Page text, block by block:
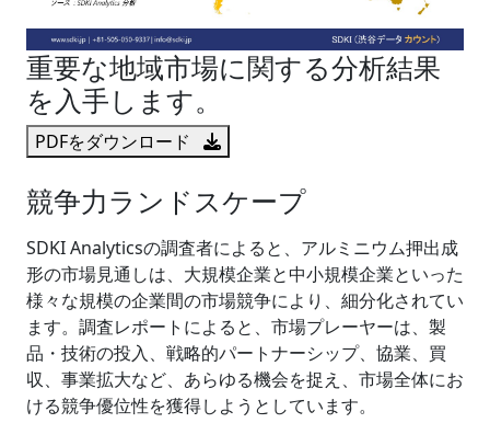
重要な地域市場に関する分析結果
を入手します。
PDFをダウンロード
競争力ランドスケープ
SDKI Analyticsの調査者によると、アルミニウム押出成
形の市場見通しは、大規模企業と中小規模企業といった
様々な規模の企業間の市場競争により、細分化されてい
ます。調査レポートによると、市場プレーヤーは、製
品・技術の投入、戦略的パートナーシップ、協業、買
収、事業拡大など、あらゆる機会を捉え、市場全体にお
ける競争優位性を獲得しようとしています。